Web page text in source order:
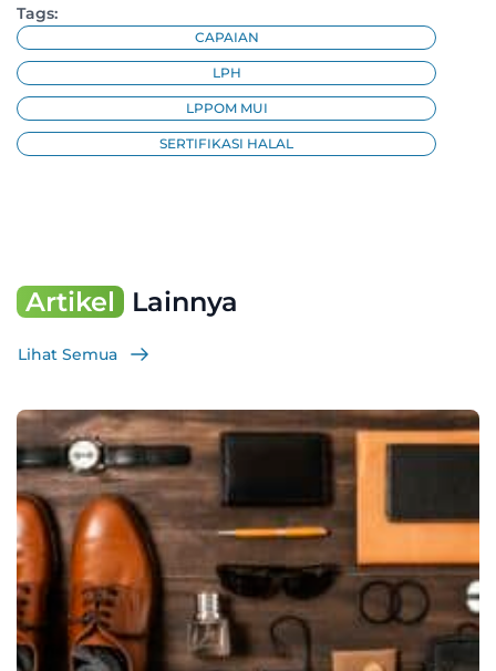
Tags:
CAPAIAN
LPH
LPPOM MUI
SERTIFIKASI HALAL
Artikel Lainnya
Lihat Semua